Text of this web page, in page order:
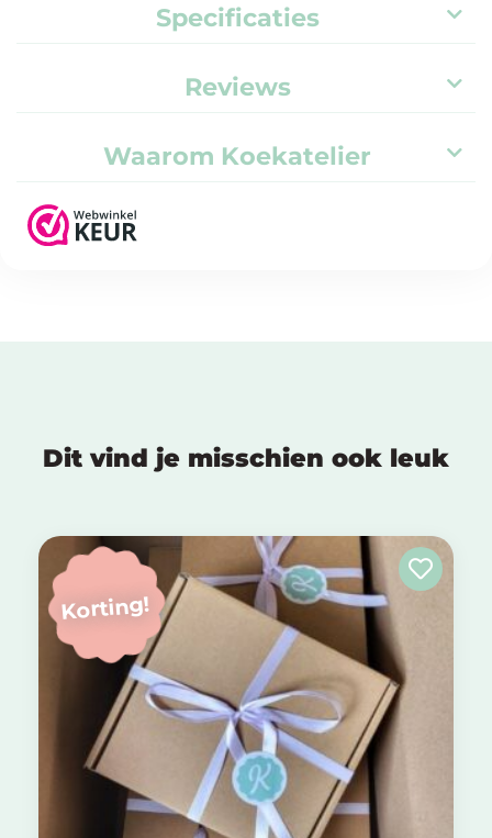
Specificaties
Reviews
Waarom Koekatelier
Dit vind je misschien ook leuk
Korting!